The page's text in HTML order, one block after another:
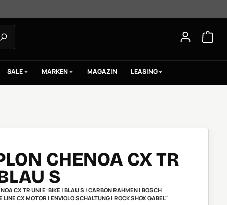
SALE MARKEN MAGAZIN LEASING
CHENOA CX TR
S
CX TR UNI E-BIKE | BLAU S | CARBON RAHMEN | BOSCH
LINE CX MOTOR | ENVIOLO SCHALTUNG | ROCK SHOX GABEL"